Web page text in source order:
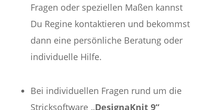
Fragen oder speziellen Maßen kannst
Du Regine kontaktieren und bekommst
dann eine persönliche Beratung oder
individuelle Hilfe.
Bei individuellen Fragen rund um die
Stricksoftware „DesignaKnit 9“